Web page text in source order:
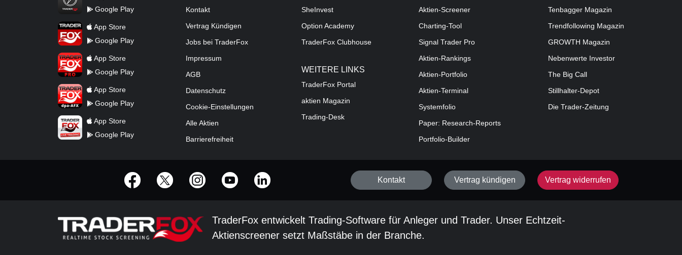
Google Play
TraderFox AppApp Store
Google Play
TraderFox ProApp Store
Google Play
TraderFox dpa-AFX ProFeed
App Store
Google Play
TraderFox Live Trading
App Store
Google Play
Kontakt
Vertrag Kündigen
Jobs bei TraderFox
Impressum
AGB
Datenschutz
Cookie-Einstellungen
Alle Aktien
Barrierefreiheit
SheInvest
Option Academy
TraderFox Clubhouse
WEITERE LINKS
TraderFox Portal
aktien Magazin
Trading-Desk
Aktien-Screener
Charting-Tool
Signal Trader Pro
Aktien-Rankings
Aktien-Portfolio
Aktien-Terminal
Systemfolio
Paper: Research-Reports
Portfolio-Builder
Tenbagger Magazin
Trendfollowing Magazin
GROWTH Magazin
Nebenwerte Investor
The Big Call
Stillhalter-Depot
Die Trader-Zeitung
offizielle Social Media-Accounts
Kontakt Vertrag kündigen Vertrag widerrufen
TraderFox entwickelt Trading-Software für Anleger und Trader. Unser Echtzeit-
Aktienscreener setzt Maßstäbe in der Branche.